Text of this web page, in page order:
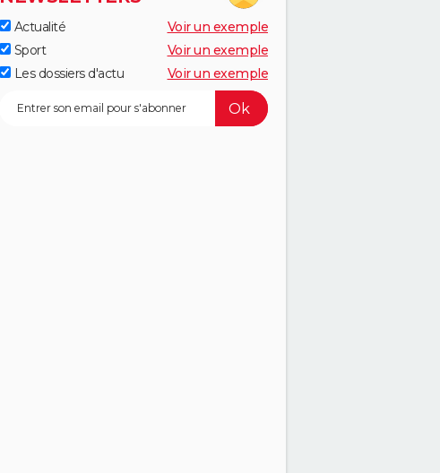
Actualité
Voir un exemple
Sport
Voir un exemple
Les dossiers d'actu
Voir un exemple